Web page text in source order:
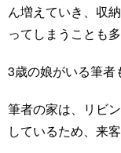
ん増えていき、収
ってしまうことも
3歳の娘がいる筆者
筆者の家は、リビ
しているため、来